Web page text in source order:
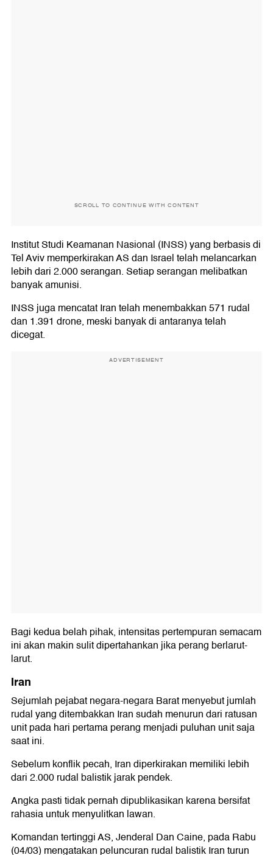
SCROLL TO CONTINUE WITH CONTENT
Institut Studi Keamanan Nasional (INSS) yang berbasis di
Tel Aviv memperkirakan AS dan Israel telah melancarkan
lebih dari 2.000 serangan. Setiap serangan melibatkan
banyak amunisi.
INSS juga mencatat Iran telah menembakkan 571 rudal
dan 1.391 drone, meski banyak di antaranya telah
dicegat.
ADVERTISEMENT
Bagi kedua belah pihak, intensitas pertempuran semacam
ini akan makin sulit dipertahankan jika perang berlarut-
larut.
Iran
Sejumlah pejabat negara-negara Barat menyebut jumlah
rudal yang ditembakkan Iran sudah menurun dari ratusan
unit pada hari pertama perang menjadi puluhan unit saja
saat ini.
Sebelum konflik pecah, Iran diperkirakan memiliki lebih
dari 2.000 rudal balistik jarak pendek.
Angka pasti tidak pernah dipublikasikan karena bersifat
rahasia untuk menyulitkan lawan.
Komandan tertinggi AS, Jenderal Dan Caine, pada Rabu
(04/03) mengatakan peluncuran rudal balistik Iran turun